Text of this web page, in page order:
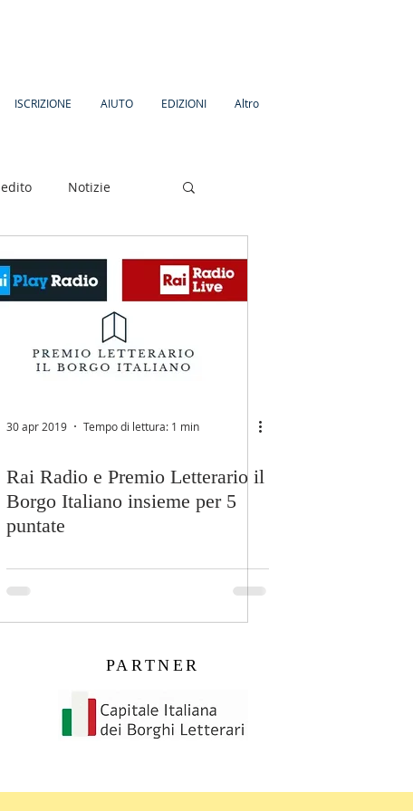
ISCRIZIONE AIUTO EDIZIONI Altro
Notizie
30 apr 2019 Tempo di lettura: 1 min
Rai Radio e Premio Letterario il
Borgo Italiano insieme per 5
puntate
PARTNER